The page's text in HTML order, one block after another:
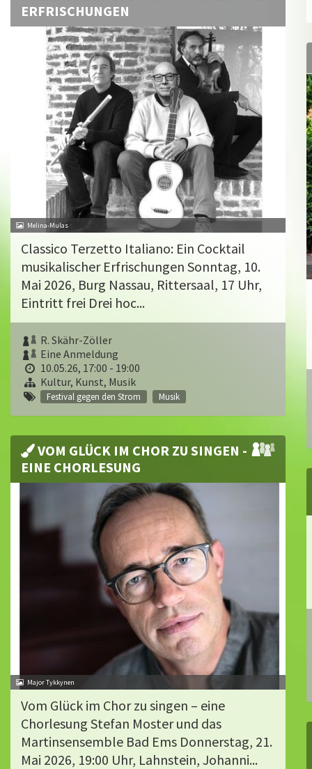
ERFRISCHUNGEN
Melina-Mulas
Classico Terzetto Italiano: Ein Cocktail
musikalischer Erfrischungen Sonntag, 10.
Mai 2026, Burg Nassau, Rittersaal, 17 Uhr,
Eintritt frei Drei hoc...
R. Skähr-Zöller
Eine Anmeldung
10.05.26, 17:00 - 19:00
Kultur, Kunst, Musik
Festival gegen den Strom Musik
VOM GLÜCK IM CHOR ZU SINGEN -
EINE CHORLESUNG
Major Tykkynen
Vom Glück im Chor zu singen – eine
Chorlesung Stefan Moster und das
Martinsensemble Bad Ems Donnerstag, 21.
Mai 2026, 19:00 Uhr, Lahnstein, Johanni...